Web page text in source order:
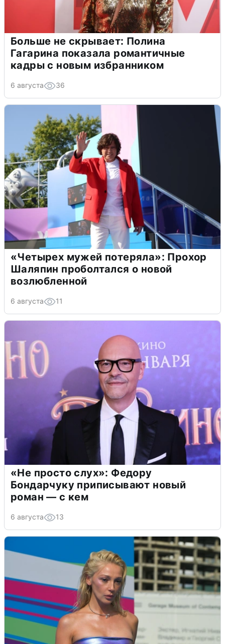
Больше не скрывает: Полина
Гагарина показала романтичные
кадры с новым избранником
6 августа 36
«Четырех мужей потеряла»: Прохор
Шаляпин проболтался о новой
возлюбленной
6 августа 11
«Не просто слух»: Федору
Бондарчуку приписывают новый
роман — с кем
6 августа 13